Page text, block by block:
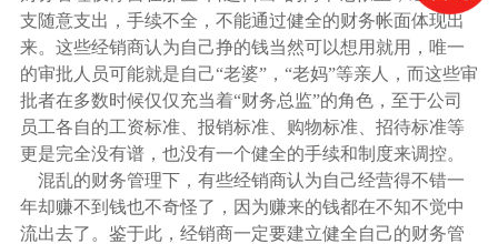
支随意支出，手续不全，不能通过健全的财务帐面体现出
来。这些经销商认为自己挣的钱当然可以想用就用，唯一
的审批人员可能就是自己“老婆”，“老妈”等亲人，而这些审
批者在多数时候仅仅充当着“财务总监”的角色，至于公司
员工各自的工资标准、报销标准、购物标准、招待标准等
更是完全没有谱，也没有一个健全的手续和制度来调控。
混乱的财务管理下，有些经销商认为自己经营得不错一
年却赚不到钱也不奇怪了，因为赚来的钱都在不知不觉中
流出去了。鉴于此，经销商一定要建立健全自己的财务管